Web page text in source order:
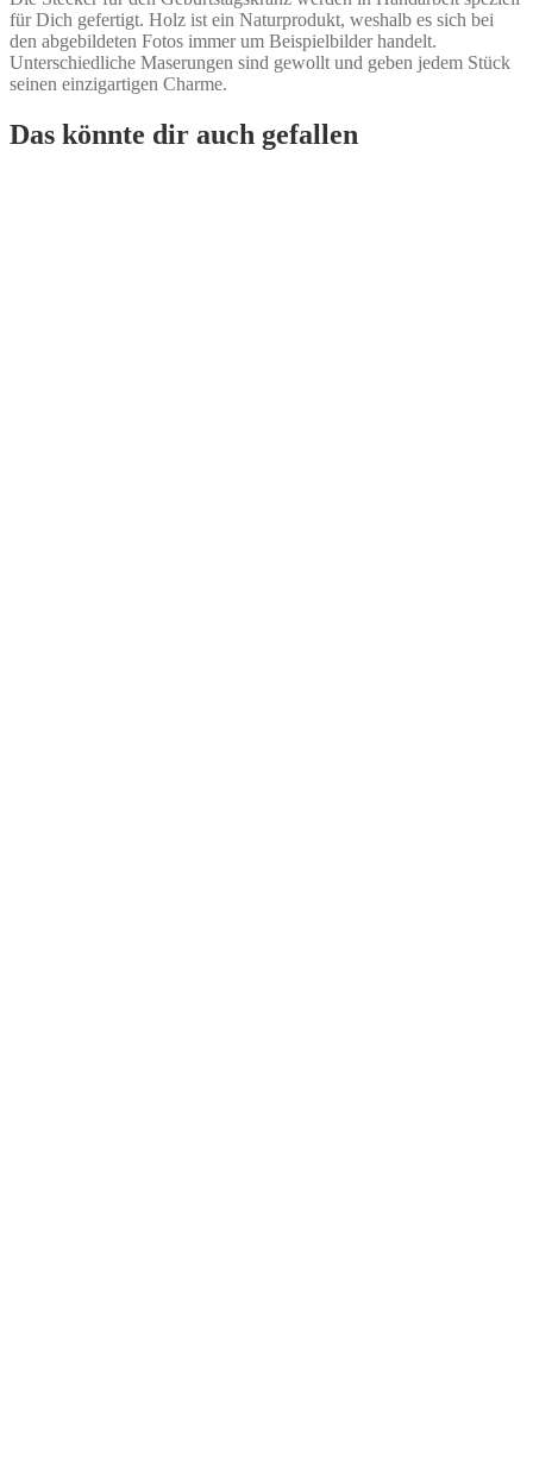
für Dich gefertigt. Holz ist ein Naturprodukt, weshalb es sich bei
den abgebildeten Fotos immer um Beispielbilder handelt.
Unterschiedliche Maserungen sind gewollt und geben jedem Stück
seinen einzigartigen Charme.
Das könnte dir auch gefallen